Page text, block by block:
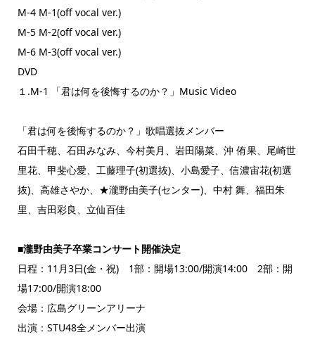
M-4 M-1(off vocal ver.)
M-5 M-2(off vocal ver.)
M-6 M-3(off vocal ver.)
DVD
１.M-1 「君は何を後悔するのか？」Music Video
「君は何を後悔するのか？」歌唱選抜メンバー
石田千穂、石田みなみ、今村美月、岩田陽菜、沖 侑果、尾崎世
里花、甲斐心愛、工藤理子(初選抜)、小島愛子、信濃宙花(初選
抜)、高雄さやか、★瀧野由美子(センター)、中村 舞、福田朱
里、吉田彩良、立仙百佳
■瀧野由美子卒業コンサート開催決定
日程：11月3日(金・祝) 1部：開場13:00/開演14:00 2部：開
場17:00/開演18:00
会場：広島グリーンアリーナ
出演：STU48全メンバー出演